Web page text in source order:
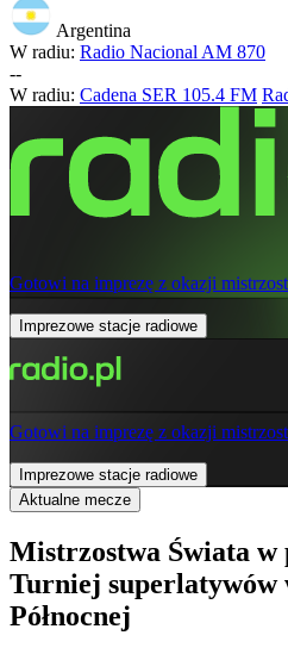
Argentina
W radiu: Radio Nacional AM 870
--
W radiu: Cadena SER 105.4 FM
Gotowi na imprezę z okazji
Imprezowe stacje radiowe
Gotowi na imprezę z okazji
Imprezowe stacje radiowe
Aktualne mecze
Mistrzostwa Świata w
Turniej superlatywów
Północnej